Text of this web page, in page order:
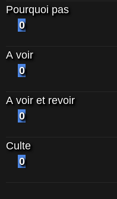
Pourquoi pas
0
A voir
0
A voir et revoir
0
Culte
0